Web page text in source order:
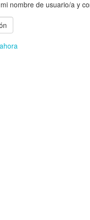
nombre de usuario/a y